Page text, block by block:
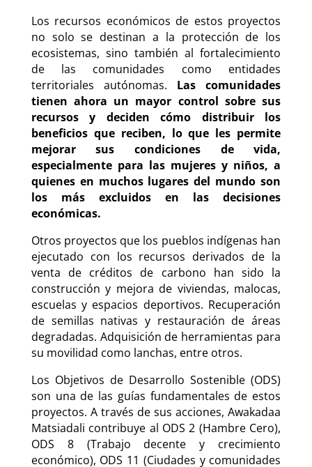
Los recursos económicos de estos proyectos
no solo se destinan a la protección de los
ecosistemas, sino también al fortalecimiento
de las comunidades como entidades
territoriales autónomas. Las comunidades
tienen ahora un mayor control sobre sus
recursos y deciden cómo distribuir los
beneficios que reciben, lo que les permite
mejorar sus condiciones de vida,
especialmente para las mujeres y niños, a
quienes en muchos lugares del mundo son
los más excluidos en las decisiones
económicas.
Otros proyectos que los pueblos indígenas han
ejecutado con los recursos derivados de la
venta de créditos de carbono han sido la
construcción y mejora de viviendas, malocas,
escuelas y espacios deportivos. Recuperación
de semillas nativas y restauración de áreas
degradadas. Adquisición de herramientas para
su movilidad como lanchas, entre otros.
Los Objetivos de Desarrollo Sostenible (ODS)
son una de las guías fundamentales de estos
proyectos. A través de sus acciones, Awakadaa
Matsiadali contribuye al ODS 2 (Hambre Cero),
ODS 8 (Trabajo decente y crecimiento
económico), ODS 11 (Ciudades y comunidades